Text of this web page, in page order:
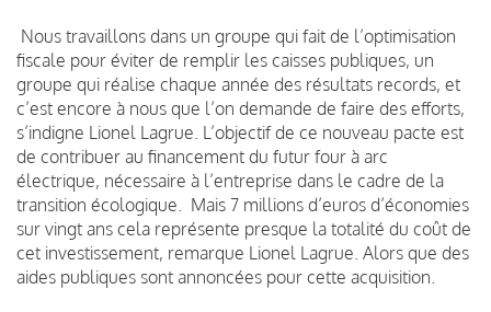
Nous travaillons dans un groupe qui fait de l’optimisation
fiscale pour éviter de remplir les caisses publiques, un
groupe qui réalise chaque année des résultats records, et
c’est encore à nous que l’on demande de faire des efforts,
s’indigne Lionel Lagrue. L’objectif de ce nouveau pacte est
de contribuer au financement du futur four à arc
électrique, nécessaire à l’entreprise dans le cadre de la
transition écologique. Mais 7 millions d’euros d’économies
sur vingt ans cela représente presque la totalité du coût de
cet investissement, remarque Lionel Lagrue. Alors que des
aides publiques sont annoncées pour cette acquisition.